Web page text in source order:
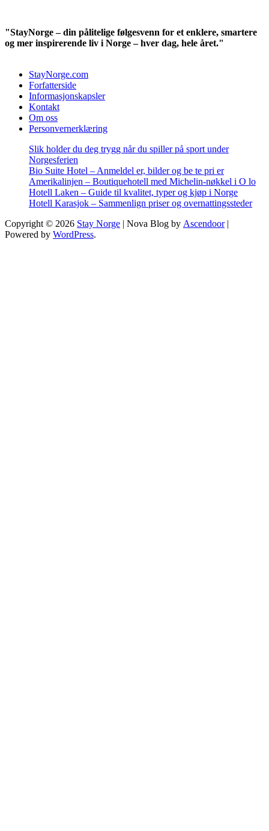
"StayNorge – din pålitelige følgesvenn for et enklere, smartere
og mer inspirerende liv i Norge – hver dag, hele året."
StayNorge.com
Forfatterside
Informasjonskapsler
Kontakt
Om oss
Personvernerklæring
Slik holder du deg trygg når du spiller på sport under
Norgesferien
Bio Suite Hotel – Anmeldel er, bilder og be te pri er
Amerikalinjen – Boutiquehotell med Michelin-nøkkel i O lo
Hotell Laken – Guide til kvalitet, typer og kjøp i Norge
Hotell Karasjok – Sammenlign priser og overnattingssteder
Copyright © 2026 Stay Norge | Nova Blog by Ascendoor|
Powered by WordPress.